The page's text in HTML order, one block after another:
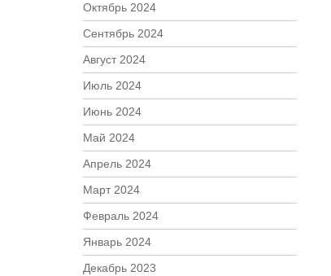
Октябрь 2024
Сентябрь 2024
Август 2024
Июль 2024
Июнь 2024
Май 2024
Апрель 2024
Март 2024
Февраль 2024
Январь 2024
Декабрь 2023